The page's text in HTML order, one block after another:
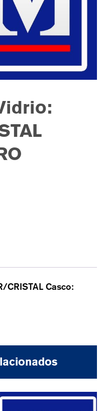
CRISTAL Casco: